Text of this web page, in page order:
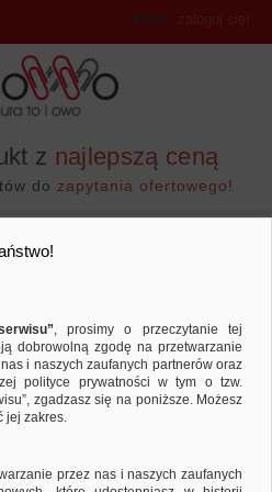
z najlepszą ceną
do zapytania ofertowego!
Witaj ,
Q-CONNECT
Sortuj według
, prosimy o przeczytanie tej
dobrowolną zgodę na przetwarzanie
i naszych zaufanych partnerów oraz
polityce prywatności w tym o tzw.
zgadzasz się na poniższe. Możesz
jej zakres.
przez nas i naszych zaufanych